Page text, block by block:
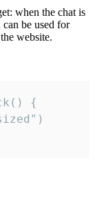
when the chat is
be used for
website.
{